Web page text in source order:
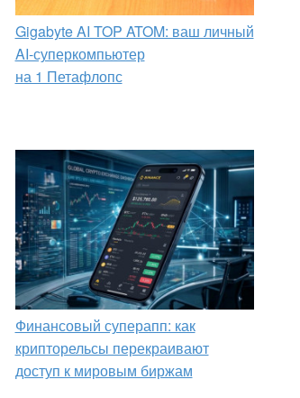
Gigabyte AI TOP ATOM: ваш личный
AI-суперкомпьютер
на 1 Петафлопс
Финансовый суперапп: как
крипторельсы перекраивают
доступ к мировым биржам